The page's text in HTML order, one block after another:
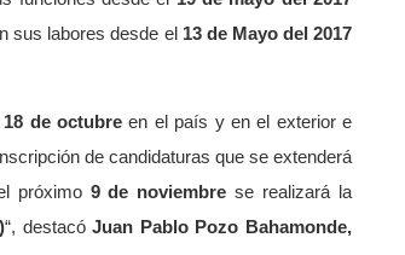
sus labores desde el 13 de Mayo del 2017
18 de octubre en el país y en el exterior e
de candidaturas que se extenderá
próximo 9 de noviembre se realizará la
“, destacó Juan Pablo Pozo Bahamonde,